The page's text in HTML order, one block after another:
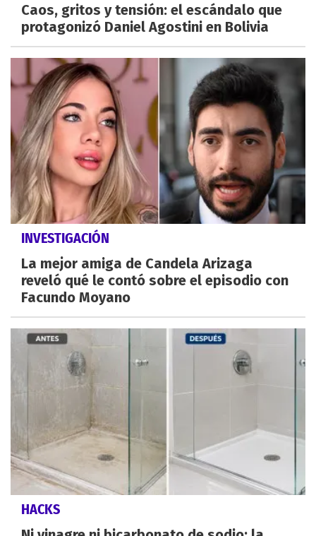
Caos, gritos y tensión: el escándalo que
protagonizó Daniel Agostini en Bolivia
INVESTIGACIÓN
La mejor amiga de Candela Arizaga
reveló qué le contó sobre el episodio con
Facundo Moyano
HACKS